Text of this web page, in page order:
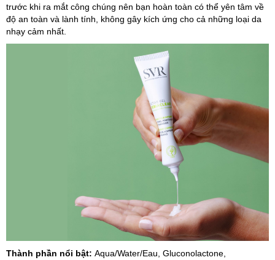
trước khi ra mắt công chúng nên bạn hoàn toàn có thể yên tâm về
độ an toàn và lành tính, không gây kích ứng cho cả những loại da
nhạy cảm nhất.
Thành phần nổi bật: Aqua/Water/Eau, Gluconolactone,